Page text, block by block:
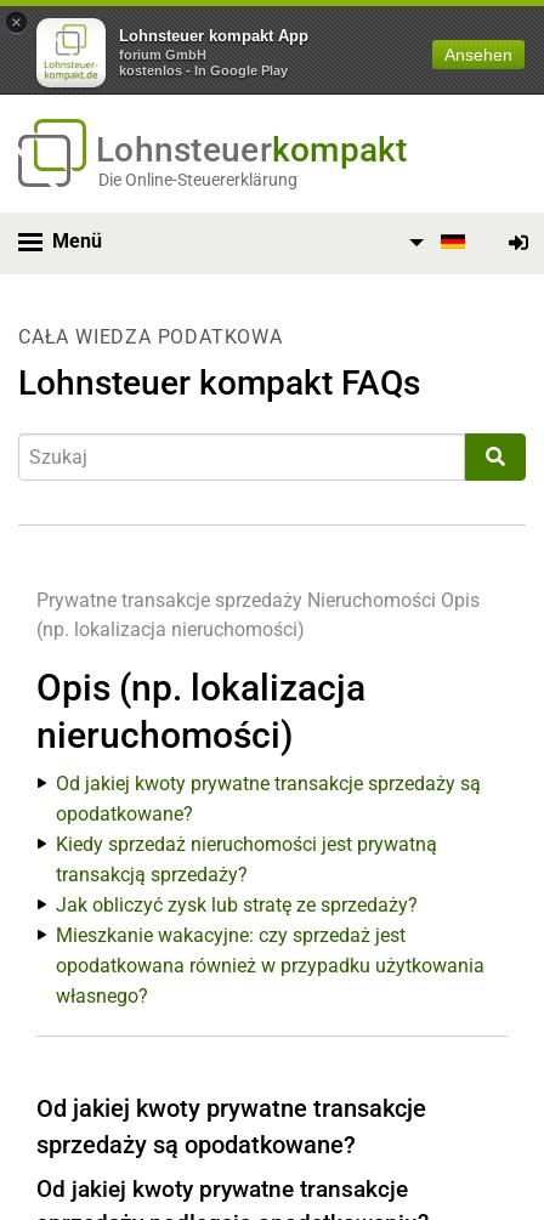
×
Lohnsteuer kompakt App
forium GmbH
kostenlos - In Google Play
Ansehen
Lohnsteuerkompakt
Die Online-Steuererklärung
Menü
CAŁA WIEDZA PODATKOWA
Lohnsteuer kompakt FAQs
Prywatne transakcje sprzedaży Nieruchomości Opis
(np. lokalizacja nieruchomości)
Opis (np. lokalizacja
nieruchomości)
Od jakiej kwoty prywatne transakcje sprzedaży są
opodatkowane?
Kiedy sprzedaż nieruchomości jest prywatną
transakcją sprzedaży?
Jak obliczyć zysk lub stratę ze sprzedaży?
Mieszkanie wakacyjne: czy sprzedaż jest
opodatkowana również w przypadku użytkowania
własnego?
Od jakiej kwoty prywatne transakcje
sprzedaży są opodatkowane?
Od jakiej kwoty prywatne transakcje